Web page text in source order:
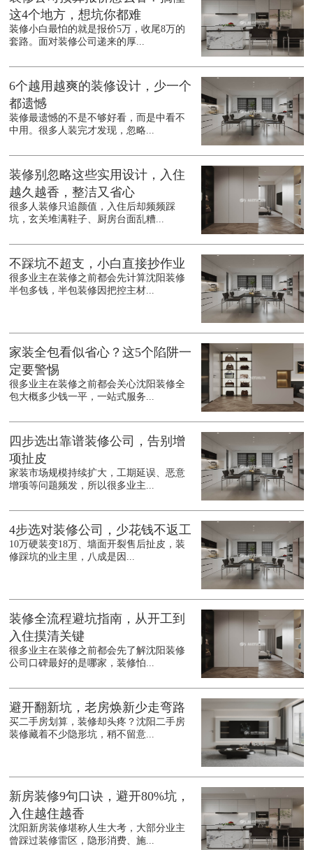
这4个地方，想坑你都难
装修小白最怕的就是报价5万，收尾8万的
套路。面对装修公司递来的厚...
6个越用越爽的装修设计，少一个
都遗憾
装修最遗憾的不是不够好看，而是中看不
中用。很多人装完才发现，忽略...
装修别忽略这些实用设计，入住
越久越香，整洁又省心
很多人装修只追颜值，入住后却频频踩
坑，玄关堆满鞋子、厨房台面乱糟...
不踩坑不超支，小白直接抄作业
很多业主在装修之前都会先计算沈阳装修
半包多钱，半包装修因把控主材...
家装全包看似省心？这5个陷阱一
定要警惕
很多业主在装修之前都会关心沈阳装修全
包大概多少钱一平，一站式服务...
四步选出靠谱装修公司，告别增
项扯皮
家装市场规模持续扩大，工期延误、恶意
增项等问题频发，所以很多业主...
4步选对装修公司，少花钱不返工
10万硬装变18万、墙面开裂售后扯皮，装
修踩坑的业主里，八成是因...
装修全流程避坑指南，从开工到
入住摸清关键
很多业主在装修之前都会先了解沈阳装修
公司口碑最好的是哪家，装修怕...
避开翻新坑，老房焕新少走弯路
买二手房划算，装修却头疼？沈阳二手房
装修藏着不少隐形坑，稍不留意...
新房装修9句口诀，避开80%坑，
入住越住越香
沈阳新房装修堪称人生大考，大部分业主
曾踩过装修雷区，隐形消费、施...